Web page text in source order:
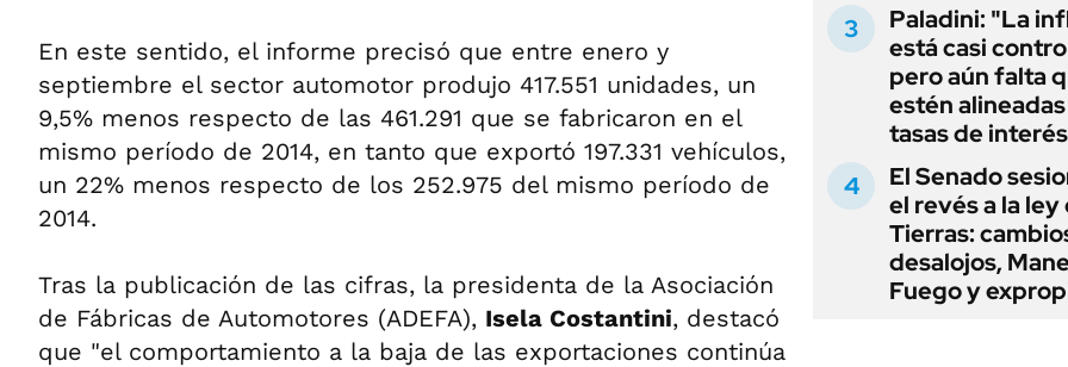
En este sentido, el informe precisó que entre enero y
septiembre el sector automotor produjo 417.551 unidades, un
9,5% menos respecto de las 461.291 que se fabricaron en el
mismo período de 2014, en tanto que exportó 197.331 vehículos,
un 22% menos respecto de los 252.975 del mismo período de
2014.
Tras la publicación de las cifras, la presidenta de la Asociación
de Fábricas de Automotores (ADEFA), Isela Costantini, destacó
que "el comportamiento a la baja de las exportaciones continúa
Paladini: "La
está casi
pero aún falta
estén
tasas de
El Senado
el revés a la ley
Tierras:
desalojos,
Fuego y